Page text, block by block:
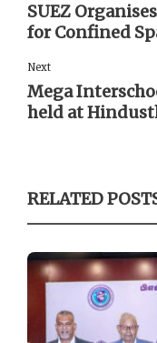
SUEZ
for Confined
Next
Mega
held at
RELATED